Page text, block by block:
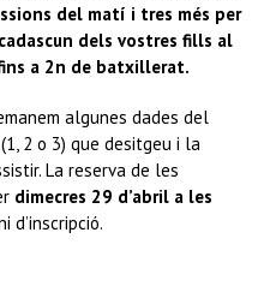
del matí i tres més per
dels vostres fills al
a 2n de batxillerat.
algunes dades del
2 o 3) que desitgeu i la
La reserva de les
dimecres 29 d’abril a les
d’inscripció.